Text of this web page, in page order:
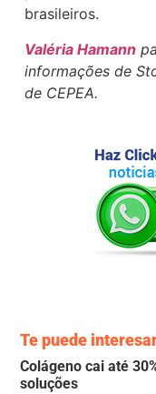
brasileiros.
Valéria Hamann
informações de
de CEPEA.
Te puede
Colágeno cai até
soluções